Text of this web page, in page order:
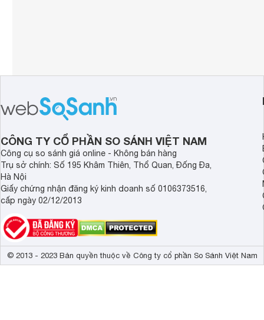
CÔNG TY CỔ PHẦN SO SÁNH VIỆT NAM
Công cụ so sánh giá online - Không bán hàng
Trụ sở chính: Số 195 Khâm Thiên, Thổ Quan, Đống Đa,
Hà Nội
Giấy chứng nhận đăng ký kinh doanh số 0106373516,
cấp ngày 02/12/2013
© 2013 - 2023 Bản quyền thuộc về Công ty cổ phần So Sánh Việt Nam